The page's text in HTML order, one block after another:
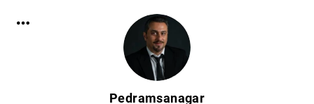
Pedramsanagar